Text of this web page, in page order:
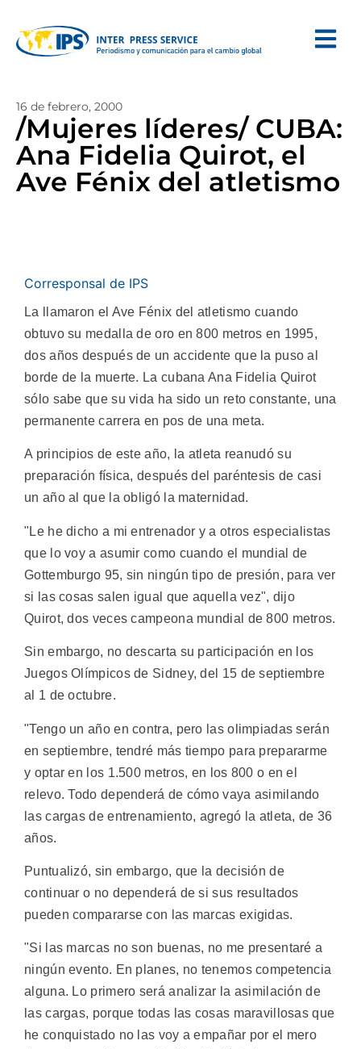
16 de febrero, 2000
/Mujeres líderes/ CUBA:
Ana Fidelia Quirot, el
Ave Fénix del atletismo
Corresponsal de IPS
La llamaron el Ave Fénix del atletismo cuando
obtuvo su medalla de oro en 800 metros en 1995,
dos años después de un accidente que la puso al
borde de la muerte. La cubana Ana Fidelia Quirot
sólo sabe que su vida ha sido un reto constante, una
permanente carrera en pos de una meta.
A principios de este año, la atleta reanudó su
preparación física, después del paréntesis de casi
un año al que la obligó la maternidad.
"Le he dicho a mi entrenador y a otros especialistas
que lo voy a asumir como cuando el mundial de
Gottemburgo 95, sin ningún tipo de presión, para ver
si las cosas salen igual que aquella vez", dijo
Quirot, dos veces campeona mundial de 800 metros.
Sin embargo, no descarta su participación en los
Juegos Olímpicos de Sidney, del 15 de septiembre
al 1 de octubre.
"Tengo un año en contra, pero las olimpiadas serán
en septiembre, tendré más tiempo para prepararme
y optar en los 1.500 metros, en los 800 o en el
relevo. Todo dependerá de cómo vaya asimilando
las cargas de entrenamiento, agregó la atleta, de 36
años.
Puntualizó, sin embargo, que la decisión de
continuar o no dependerá de si sus resultados
pueden compararse con las marcas exigidas.
"Si las marcas no son buenas, no me presentaré a
ningún evento. En planes, no tenemos competencia
alguna. Lo primero será analizar la asimilación de
las cargas, porque todas las cosas maravillosas que
he conquistado no las voy a empañar por el mero